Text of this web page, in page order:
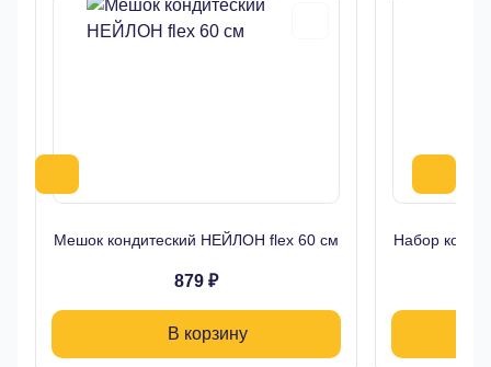
Мешок кондитеский НЕЙЛОН flex 60 см
879 ₽
В корзину
Набор